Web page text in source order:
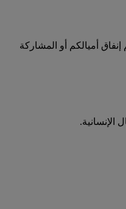
أميالكم أو المشاركة
الإنسانية.